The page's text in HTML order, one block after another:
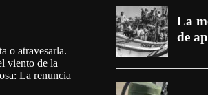
o atravesarla.
viento de la
La renuncia